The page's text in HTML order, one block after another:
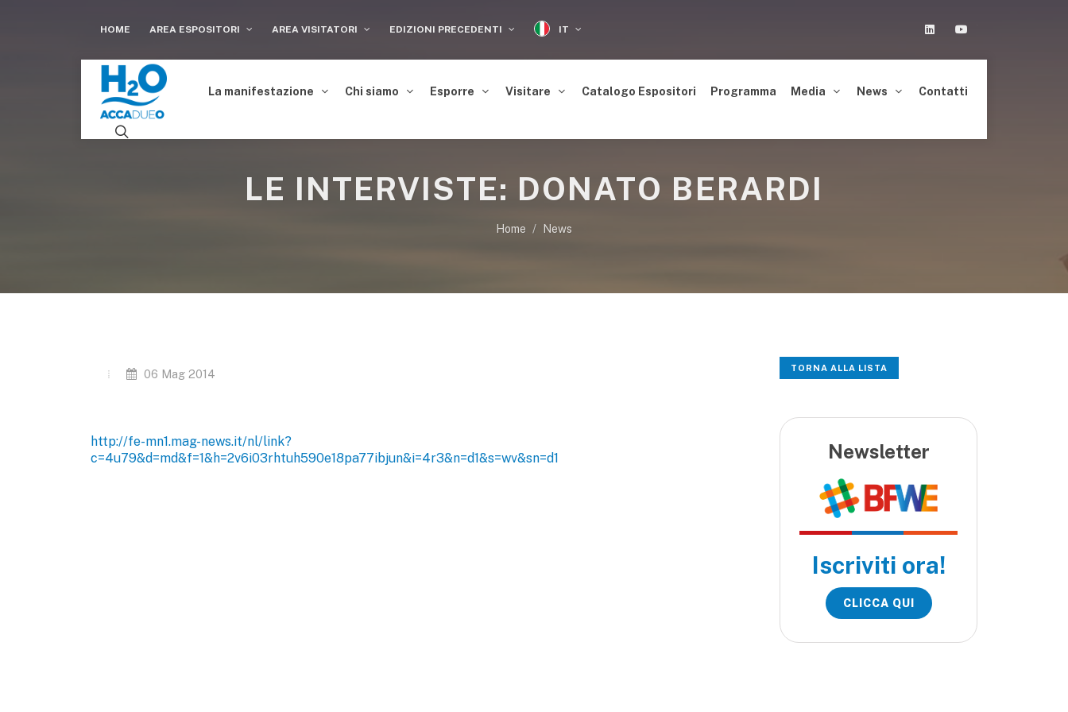
HOME AREA ESPOSITORI AREA VISITATORI EDIZIONI PRECEDENTI IT Linkedin
La manifestazione Chi siamo Esporre Visitare Catalogo Espositori Programma Media News Contatti
LE INTERVISTE: DONATO BERARDI
Home News
06 Mag 2014
http://fe-mn1.mag-news.it/nl/link?
c=4u79&d=md&f=1&h=2v6i03rhtuh590e18pa77ibjun&i=4r3&n=d1&s=wv&sn=d1
TORNA ALLA LISTA
Newsletter
Iscriviti ora!
CLICCA QUI